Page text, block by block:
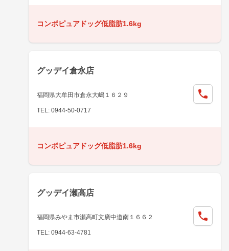
コンボピュアドッグ低脂肪1.6kg
グッデイ倉永店
福岡県大牟田市倉永大嶋１６２９
TEL: 0944-50-0717
コンボピュアドッグ低脂肪1.6kg
グッデイ瀬高店
福岡県みやま市瀬高町文廣中道南１６６２
TEL: 0944-63-4781